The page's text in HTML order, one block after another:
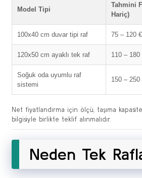
Model Tipi
Tahmini
Hariç)
100x40 cm duvar tipi raf 75 – 120 €
120x50 cm ayaklı tek raf 110 – 180
Soğuk oda uyumlu raf
sistemi
150 – 250
Net fiyatlandırma için ölçü, taşıma
bilgisiyle birlikte teklif alınmalıdır.
Neden Tek